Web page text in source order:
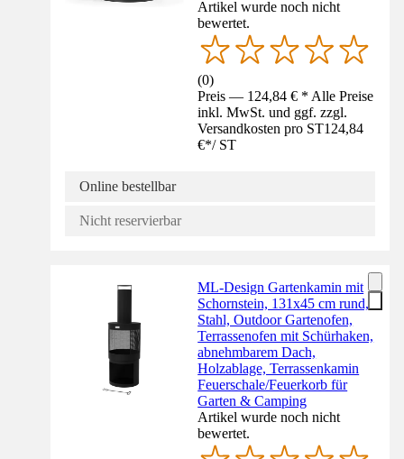
Artikel wurde noch nicht
bewertet.
(0)
Preis — 124,84 € * Alle Preise
inkl. MwSt. und ggf. zzgl.
Versandkosten pro ST124,84
€*/ ST
Online bestellbar
Nicht reservierbar
ML-Design Gartenkamin mit
Schornstein, 131x45 cm rund,
Stahl, Outdoor Gartenofen,
Terrassenofen mit Schürhaken,
abnehmbarem Dach,
Holzablage, Terrassenkamin
Feuerschale/Feuerkorb für
Garten & Camping
Artikel wurde noch nicht
bewertet.